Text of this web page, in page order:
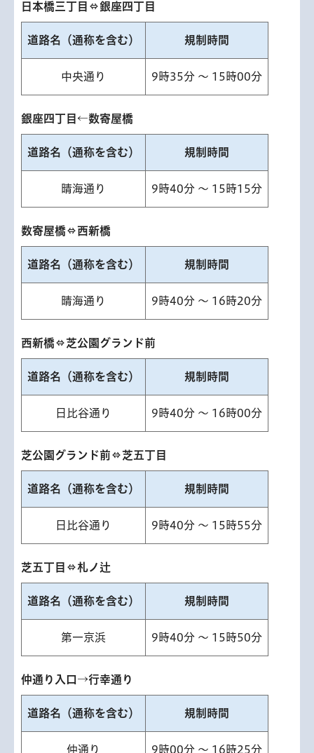
日本橋三丁目⇔銀座四丁目
道路名（通称を含む） 規制時間
中央通り 9時35分 ～ 15時00分
銀座四丁目←数寄屋橋
道路名（通称を含む） 規制時間
晴海通り 9時40分 ～ 15時15分
数寄屋橋⇔西新橋
道路名（通称を含む） 規制時間
晴海通り 9時40分 ～ 16時20分
西新橋⇔芝公園グランド前
道路名（通称を含む） 規制時間
日比谷通り 9時40分 ～ 16時00分
芝公園グランド前⇔芝五丁目
道路名（通称を含む） 規制時間
日比谷通り 9時40分 ～ 15時55分
芝五丁目⇔札ノ辻
道路名（通称を含む） 規制時間
第一京浜 9時40分 ～ 15時50分
仲通り入口→行幸通り
道路名（通称を含む） 規制時間
仲通り 9時00分 ～ 16時25分